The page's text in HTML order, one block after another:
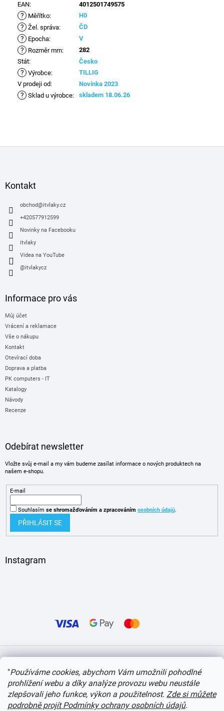
"Používáme cookies, abychom Vám umožnili pohodlné
prohlížení webu a díky analýze provozu webu neustále
zlepšovali jeho funkce, výkon a použitelnost. Zde si můžete
podrobně projít Podmínky ochrany osobních údajů.
EAN: 4012501749575
? Měřítko: H0
? Žel. správa: ČD
? Epocha: V
? Rozměr mm:
282
Stát: Česko
? Výrobce:
TILLIG
V prodeji od: Novinka 2023
? Sklad u výrobce: skladem 18.06.26
Kontakt
obchod@itvlaky.cz
+420577912599
Novinky na Facebooku
itvlaky
Videa na YouTube
@itvlakycz
Informace pro vás
Můj účet
Vrácení a reklamace
Vše o nákupu
Kontakt
Otevírací doba
Doprava a platba
PK computers - IT
Katalogy
Návody
Recenze
Odebírat newsletter
Vložte svůj e-mail a my vám budeme zasílat informace o nových produktech na
našem e-shopu.
E-mail
Souhlasím se shromažďováním a zpracováním osobních údajů.
PŘIHLÁSIT SE
Instagram
Copyright 2026itvlaky.cz . Všechna práva vyhrazena. Upravit nastavení cookies